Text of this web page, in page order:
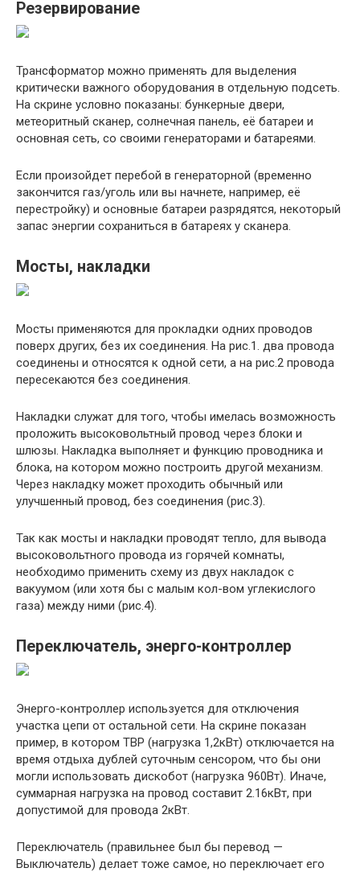
Резервирование
Трансформатор можно применять для выделения
критически важного оборудования в отдельную подсеть.
На скрине условно показаны: бункерные двери,
метеоритный сканер, солнечная панель, её батареи и
основная сеть, со своими генераторами и батареями.
Если произойдет перебой в генераторной (временно
закончится газ/уголь или вы начнете, например, её
перестройку) и основные батареи разрядятся, некоторый
запас энергии сохраниться в батареях у сканера.
Мосты, накладки
Мосты применяются для прокладки одних проводов
поверх других, без их соединения. На рис.1. два провода
соединены и относятся к одной сети, а на рис.2 провода
пересекаются без соединения.
Накладки служат для того, чтобы имелась возможность
проложить высоковольтный провод через блоки и
шлюзы. Накладка выполняет и функцию проводника и
блока, на котором можно построить другой механизм.
Через накладку может проходить обычный или
улучшенный провод, без соединения (рис.3).
Так как мосты и накладки проводят тепло, для вывода
высоковольтного провода из горячей комнаты,
необходимо применить схему из двух накладок с
вакуумом (или хотя бы с малым кол-вом углекислого
газа) между ними (рис.4).
Переключатель, энерго-контроллер
Энерго-контроллер используется для отключения
участка цепи от остальной сети. На скрине показан
пример, в котором ТВР (нагрузка 1,2кВт) отключается на
время отдыха дублей суточным сенсором, что бы они
могли использовать дискобот (нагрузка 960Вт). Иначе,
суммарная нагрузка на провод составит 2.16кВт, при
допустимой для провода 2кВт.
Переключатель (правильнее был бы перевод —
Выключатель) делает тоже самое, но переключает его